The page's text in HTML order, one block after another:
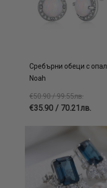
Сребърни обеци с опал
Noah
€50.90 / 99.55лв.
€35.90 / 70.21лв.